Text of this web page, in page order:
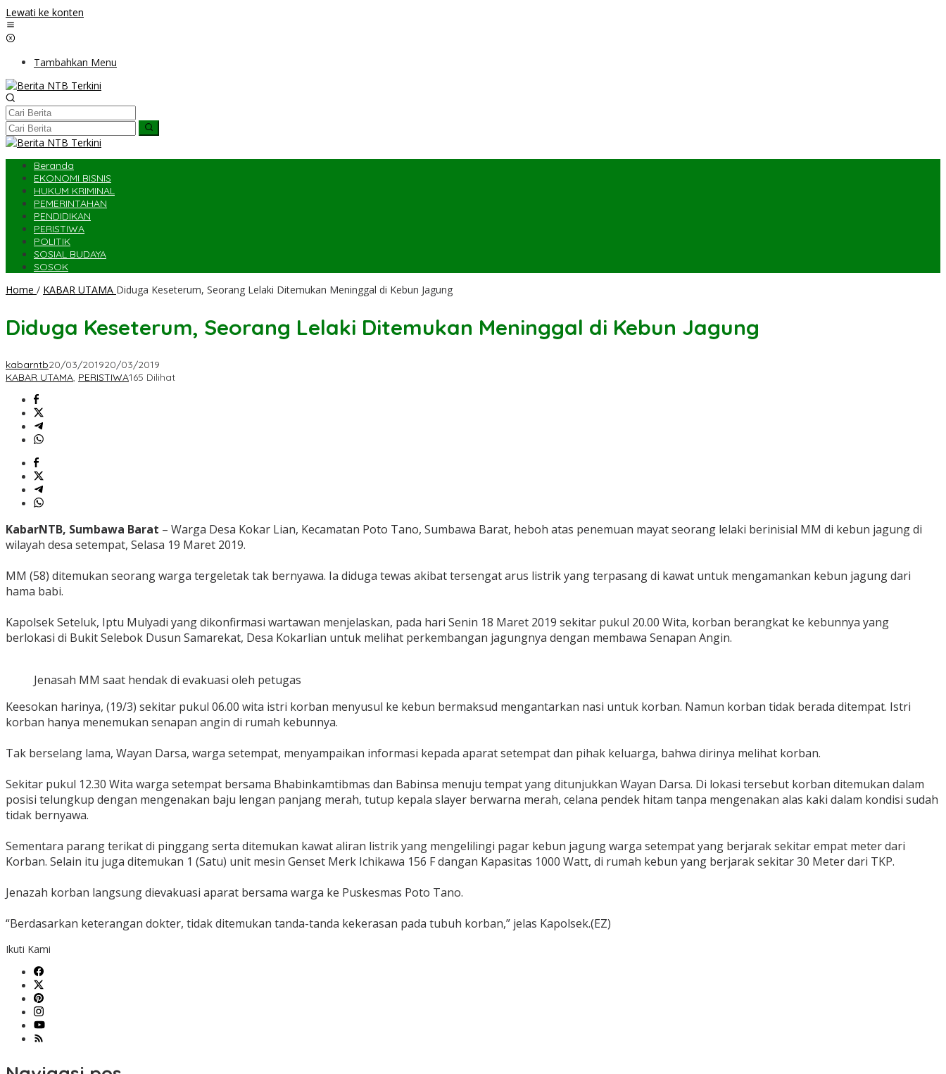
Lewati ke konten
Tambahkan Menu
Beranda
EKONOMI BISNIS
HUKUM KRIMINAL
PEMERINTAHAN
PENDIDIKAN
PERISTIWA
POLITIK
SOSIAL BUDAYA
SOSOK
Home / KABAR UTAMA Diduga Keseterum, Seorang Lelaki Ditemukan Meninggal di Kebun Jagung
Diduga Keseterum, Seorang Lelaki Ditemukan Meninggal di Kebun Jagung
kabarntb20/03/201920/03/2019
KABAR UTAMA, PERISTIWA165 Dilihat
KabarNTB, Sumbawa Barat – Warga Desa Kokar Lian, Kecamatan Poto Tano, Sumbawa Barat, heboh atas penemuan mayat seorang lelaki berinisial MM di kebun jagung di
wilayah desa setempat, Selasa 19 Maret 2019.
MM (58) ditemukan seorang warga tergeletak tak bernyawa. Ia diduga tewas akibat tersengat arus listrik yang terpasang di kawat untuk mengamankan kebun jagung dari
hama babi.
Kapolsek Seteluk, Iptu Mulyadi yang dikonfirmasi wartawan menjelaskan, pada hari Senin 18 Maret 2019 sekitar pukul 20.00 Wita, korban berangkat ke kebunnya yang
berlokasi di Bukit Selebok Dusun Samarekat, Desa Kokarlian untuk melihat perkembangan jagungnya dengan membawa Senapan Angin.
Jenasah MM saat hendak di evakuasi oleh petugas
Keesokan harinya, (19/3) sekitar pukul 06.00 wita istri korban menyusul ke kebun bermaksud mengantarkan nasi untuk korban. Namun korban tidak berada ditempat. Istri
korban hanya menemukan senapan angin di rumah kebunnya.
Tak berselang lama, Wayan Darsa, warga setempat, menyampaikan informasi kepada aparat setempat dan pihak keluarga, bahwa dirinya melihat korban.
Sekitar pukul 12.30 Wita warga setempat bersama Bhabinkamtibmas dan Babinsa menuju tempat yang ditunjukkan Wayan Darsa. Di lokasi tersebut korban ditemukan dalam
posisi telungkup dengan mengenakan baju lengan panjang merah, tutup kepala slayer berwarna merah, celana pendek hitam tanpa mengenakan alas kaki dalam kondisi sudah
tidak bernyawa.
Sementara parang terikat di pinggang serta ditemukan kawat aliran listrik yang mengelilingi pagar kebun jagung warga setempat yang berjarak sekitar empat meter dari
Korban. Selain itu juga ditemukan 1 (Satu) unit mesin Genset Merk Ichikawa 156 F dangan Kapasitas 1000 Watt, di rumah kebun yang berjarak sekitar 30 Meter dari TKP.
Jenazah korban langsung dievakuasi aparat bersama warga ke Puskesmas Poto Tano.
“Berdasarkan keterangan dokter, tidak ditemukan tanda-tanda kekerasan pada tubuh korban,” jelas Kapolsek.(EZ)
Ikuti Kami